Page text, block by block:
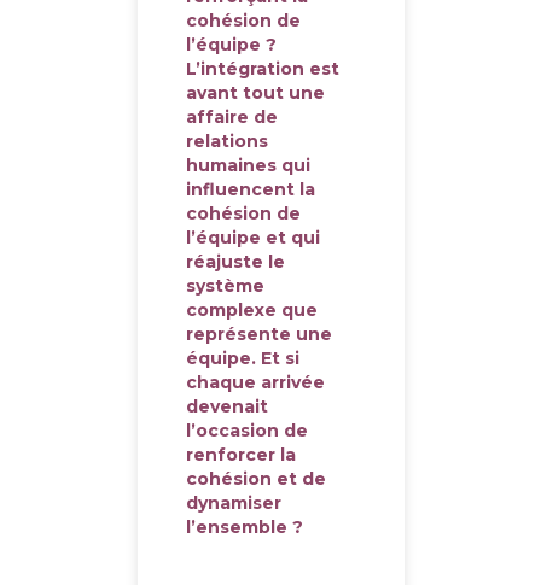
cohésion de
l’équipe ?
L’intégration est
avant tout une
affaire de
relations
humaines qui
influencent la
cohésion de
l’équipe et qui
réajuste le
système
complexe que
représente une
équipe. Et si
chaque arrivée
devenait
l’occasion de
renforcer la
cohésion et de
dynamiser
l’ensemble ?